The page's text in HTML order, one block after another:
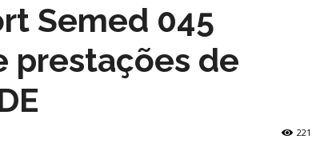
Semed 045
prestações de
221